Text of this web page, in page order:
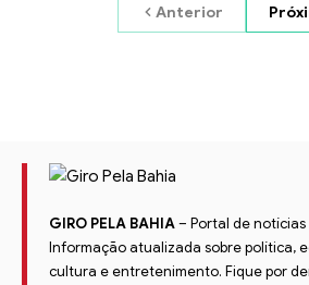
Anterior
GIRO PELA BAHIA– Portal de notícias
Informação atualizada sobre política,
cultura e entretenimento. Fique por